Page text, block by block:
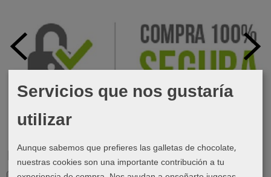
Marcas
Servicios que nos gustaría
utilizar
Aunque sabemos que prefieres las galletas de chocolate,
nuestras cookies son una importante contribución a tu